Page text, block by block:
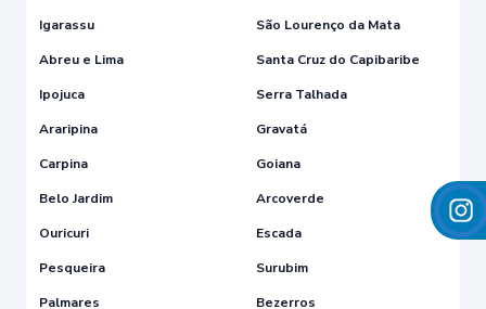
Igarassu
São Lourenço da Mata
Abreu e Lima
Santa Cruz do Capibaribe
Ipojuca
Serra Talhada
Araripina
Gravatá
Carpina
Goiana
Belo Jardim
Arcoverde
Ouricuri
Escada
Pesqueira
Surubim
Palmares
Bezerros